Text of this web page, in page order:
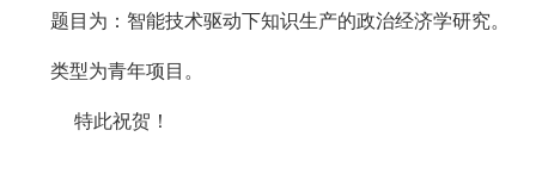
题目为：智能技术驱动下知识生产的政治经济学研究。
类型为青年项目。
特此祝贺！